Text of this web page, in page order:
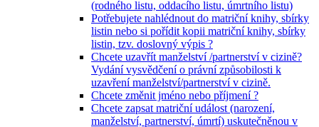
(rodného listu, oddacího listu, úmrtního listu)
Potřebujete nahlédnout do matriční knihy, sbírky
listin nebo si pořídit kopii matriční knihy, sbírky
listin, tzv. doslovný výpis ?
Chcete uzavřít manželství /partnerství v cizině?
Vydání vysvědčení o právní způsobilosti k
uzavření manželství/partnerství v cizině.
Chcete změnit jméno nebo příjmení ?
Chcete zapsat matriční událost (narození,
manželství, partnerství, úmrtí) uskutečněnou v